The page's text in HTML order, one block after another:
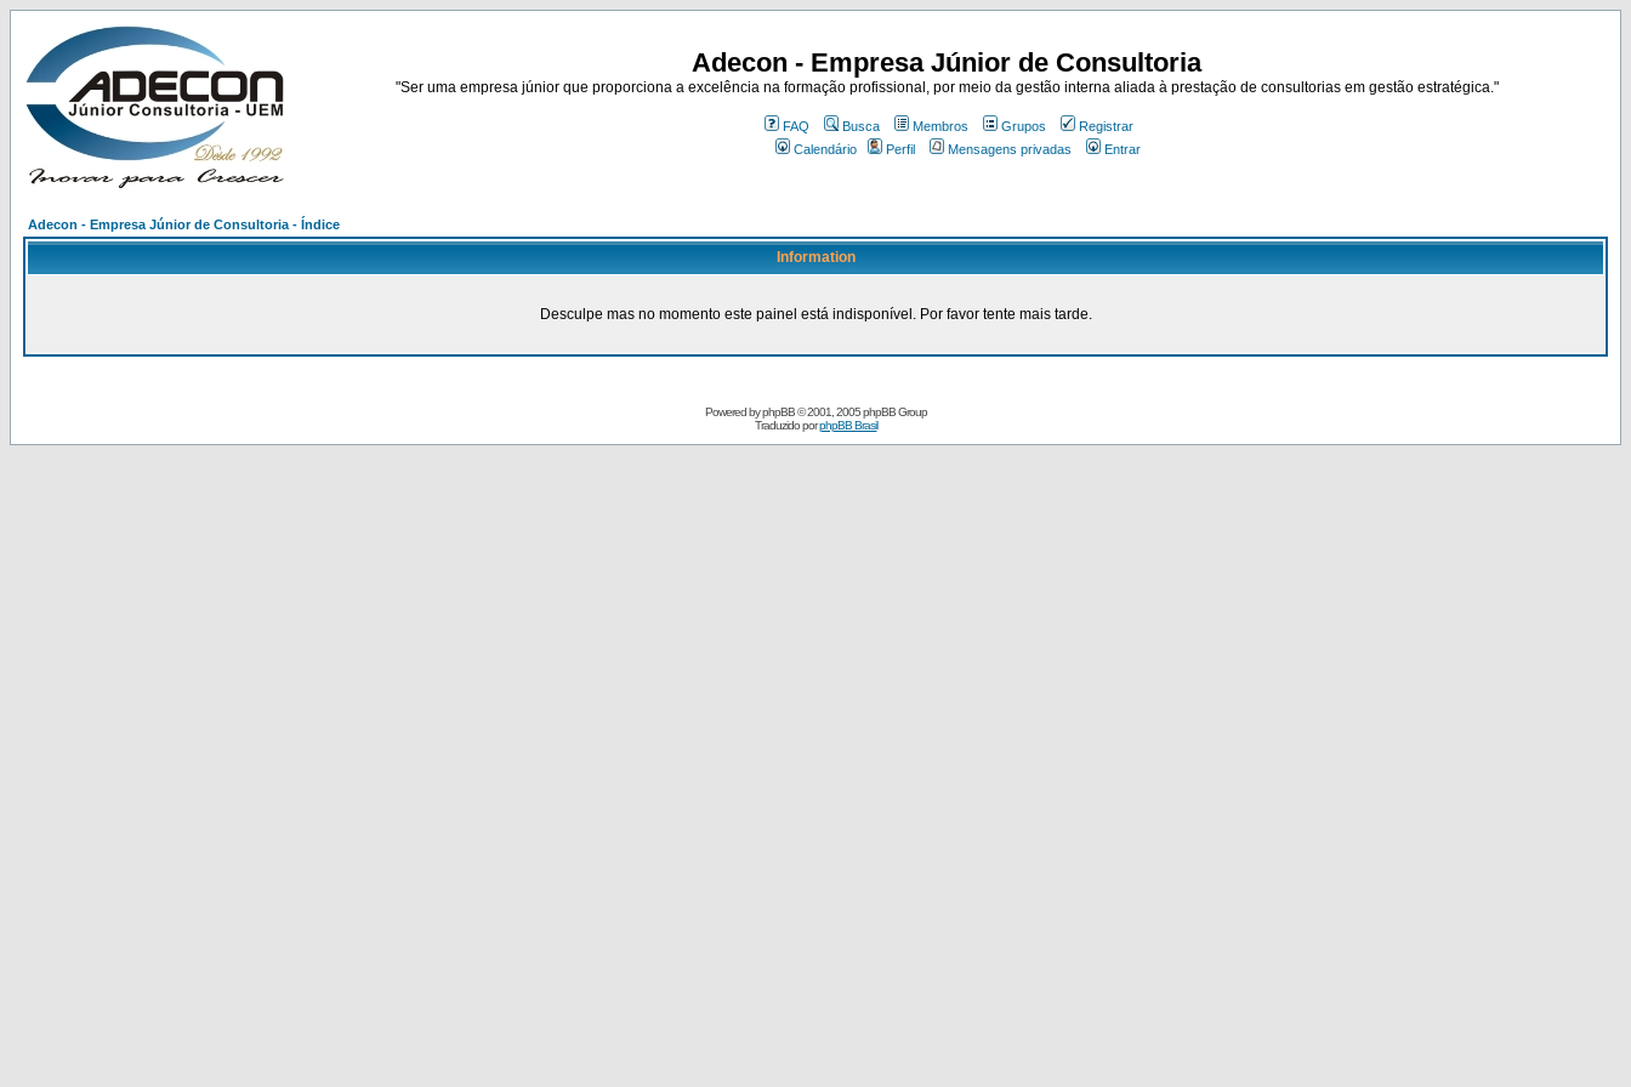
Adecon - Empresa Júnior de Consultoria
"Ser uma empresa júnior que proporciona a excelência na formação profissional, por meio da gestão interna aliada à prestação de consultorias em gestão estratégica."
FAQ Busca Membros Grupos
Registrar
Calendário
Perfil Mensagens privadas Entrar
Adecon - Empresa Júnior de Consultoria - Índice
Information
Desculpe mas no momento este painel está indisponível. Por favor tente mais tarde.
Powered byphpBB© 2001, 2005 phpBB Group
Traduzido porphpBB Brasil